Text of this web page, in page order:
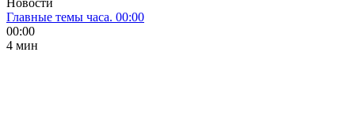
Новости
Главные темы часа. 00:00
00:00
4 мин